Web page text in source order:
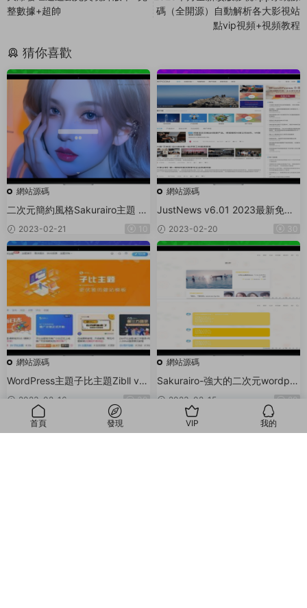
整數據+超帥
碼（全開源）自動解析各大影視站
點vip視頻+視頻教程
猜你喜歡
網站源碼
二次元簡約風格Sakurairo主題 W
ordPress主題模闆
2023-02-21 10
網站源碼
JustNews v6.01 2023最新免受
權可用版
2023-02-20 30
網站源碼
WordPress主題子比主題Zibll v6.
9.2 免受權版
2023-02-16 30
網站源碼
Sakurairo-強大的二次元wordpre
ss主題
2023-02-15 20
首頁 發現 VIP 我的